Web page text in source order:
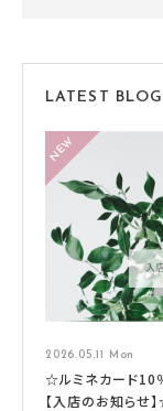
LATEST BLOG
2026.05.11 Mon
☆ルミネカード10
【入店のお知らせ